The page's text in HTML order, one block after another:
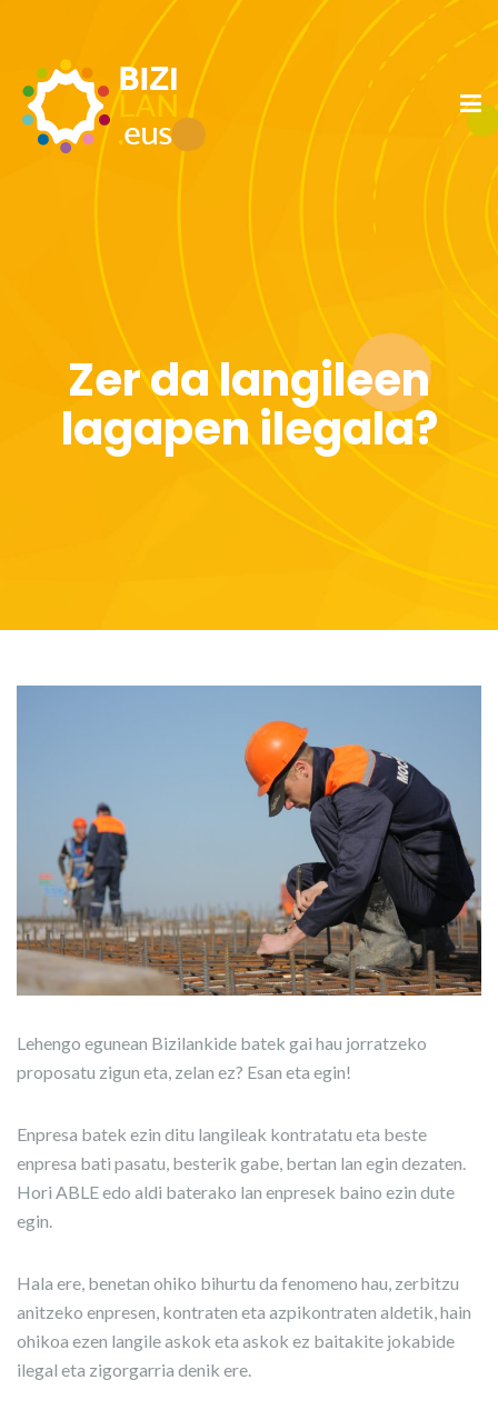
Zer da langileen
lagapen ilegala?
Lehengo egunean Bizilankide batek gai hau jorratzeko
proposatu zigun eta, zelan ez? Esan eta egin!
Enpresa batek ezin ditu langileak kontratatu eta beste
enpresa bati pasatu, besterik gabe, bertan lan egin dezaten.
Hori ABLE edo aldi baterako lan enpresek baino ezin dute
egin.
Hala ere, benetan ohiko bihurtu da fenomeno hau, zerbitzu
anitzeko enpresen, kontraten eta azpikontraten aldetik, hain
ohikoa ezen langile askok eta askok ez baitakite jokabide
ilegal eta zigorgarria denik ere.